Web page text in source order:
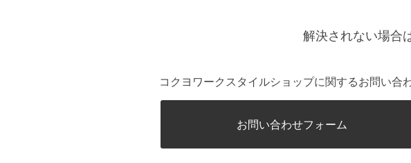
解決されない場合
コクヨワークスタイルショップに関するお問い合
お問い合わせフォーム